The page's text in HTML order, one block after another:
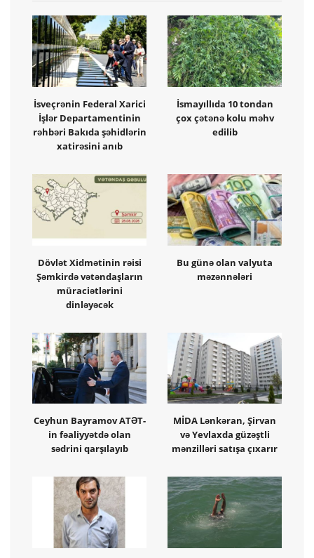
İsveçrənin Federal Xarici
İşlər Departamentinin
rəhbəri Bakıda şəhidlərin
xatirəsini anıb
İsmayıllıda 10 tondan
çox çətənə kolu məhv
edilib
Dövlət Xidmətinin rəisi
Şəmkirdə vətəndaşların
müraciətlərini
dinləyəcək
Bu günə olan valyuta
məzənnələri
Ceyhun Bayramov ATƏT-
in fəaliyyətdə olan
sədrini qarşılayıb
MİDA Lənkəran, Şirvan
və Yevlaxda güzəştli
mənzilləri satışa çıxarır